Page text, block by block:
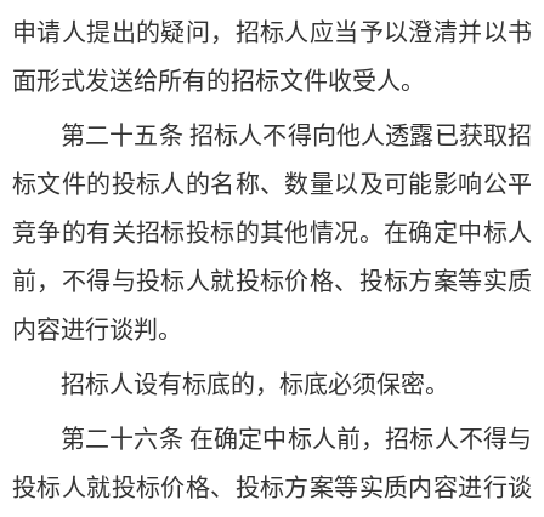
申请人提出的疑问，招标人应当予以澄清并以书
面形式发送给所有的招标文件收受人。
第二十五条 招标人不得向他人透露已获取招
标文件的投标人的名称、数量以及可能影响公平
竞争的有关招标投标的其他情况。在确定中标人
前，不得与投标人就投标价格、投标方案等实质
内容进行谈判。
招标人设有标底的，标底必须保密。
第二十六条 在确定中标人前，招标人不得与
投标人就投标价格、投标方案等实质内容进行谈